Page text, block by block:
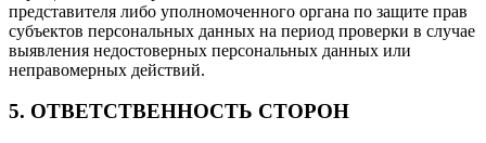
представителя либо уполномоченного органа по защите прав
субъектов персональных данных на период проверки в случае
выявления недостоверных персональных данных или
неправомерных действий.
5. ОТВЕТСТВЕННОСТЬ СТОРОН